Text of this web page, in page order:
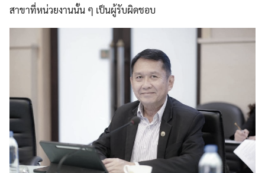
สาขาที่หน่วยงานนั้น ๆ เป็นผู้รับผิดชอบ